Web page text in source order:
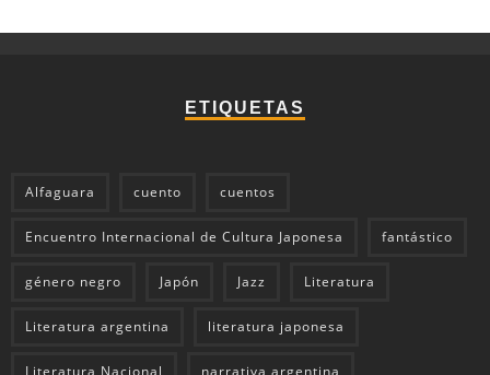
ETIQUETAS
Alfaguara cuento cuentos
Encuentro Internacional de Cultura Japonesa fantástico
género negro Japón Jazz Literatura
Literatura argentina literatura japonesa
Literatura Nacional narrativa argentina